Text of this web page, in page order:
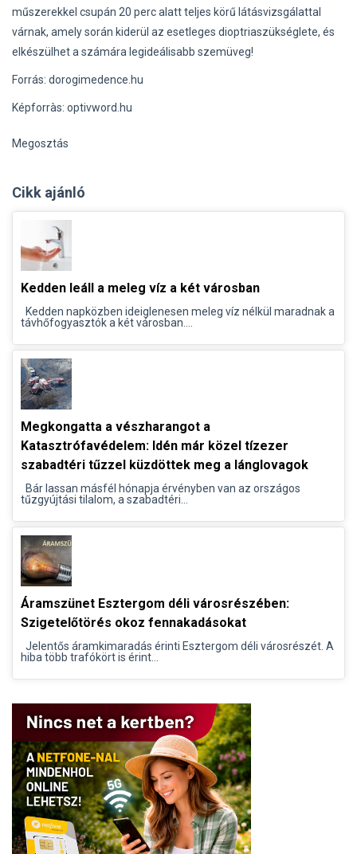
műszerekkel csupán 20 perc alatt teljes körű látásvizsgálattal
várnak, amely során kiderül az esetleges dioptriaszükséglete, és
elkészülhet a számára legideálisabb szemüveg!
Forrás: dorogimedence.hu
Képforràs: optivword.hu
Megosztás
Cikk ajánló
Kedden leáll a meleg víz a két városban
Kedden napközben ideiglenesen meleg víz nélkül maradnak a
távhőfogyasztók a két városban....
Megkongatta a vészharangot a
Katasztrófavédelem: Idén már közel tízezer
szabadtéri tűzzel küzdöttek meg a lánglovagok
Bár lassan másfél hónapja érvényben van az országos
tűzgyújtási tilalom, a szabadtéri...
Áramszünet Esztergom déli városrészében:
Szigetelőtörés okoz fennakadásokat
Jelentős áramkimaradás érinti Esztergom déli városrészét. A
hiba több trafókört is érint...